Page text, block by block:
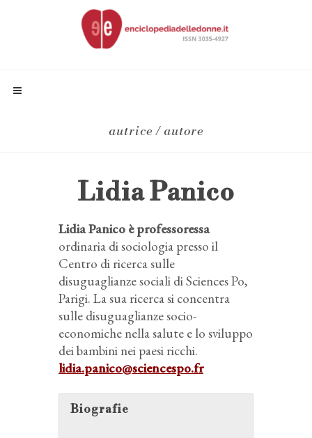
autrice / autore
Lidia Panico
Lidia Panico è professoressa
ordinaria di sociologia presso il
Centro di ricerca sulle
disuguaglianze sociali di Sciences Po,
Parigi. La sua ricerca si concentra
sulle disuguaglianze socio-
economiche nella salute e lo sviluppo
dei bambini nei paesi ricchi.
lidia.panico@sciencespo.fr
Biografie